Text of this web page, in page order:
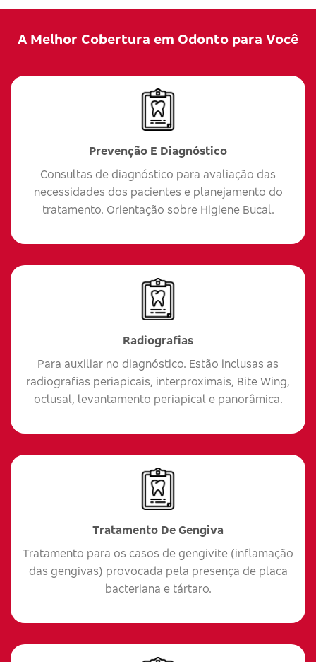
A Melhor Cobertura em Odonto para Você
Prevenção E Diagnóstico
Consultas de diagnóstico para avaliação das
necessidades dos pacientes e planejamento do
tratamento. Orientação sobre Higiene Bucal.
Radiografias
Para auxiliar no diagnóstico. Estão inclusas as
radiografias periapicais, interproximais, Bite Wing,
oclusal, levantamento periapical e panorâmica.
Tratamento De Gengiva
Tratamento para os casos de gengivite (inflamação
das gengivas) provocada pela presença de placa
bacteriana e tártaro.